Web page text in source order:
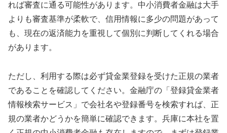
れば審査に通る可能性があります。中小消費者金融は大手
よりも審査基準が柔軟で、信用情報に多少の問題があって
も、現在の返済能力を重視して個別に判断してくれる場合
があります。
ただし、利用する際は必ず貸金業登録を受けた正規の業者
であることを確認してください。金融庁の「登録貸金業者
情報検索サービス」で会社名や登録番号を検索すれば、正
規の業者かどうかを簡単に確認できます。兵庫に本社を置